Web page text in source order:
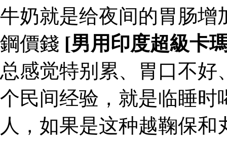
牛奶就是给夜间的胃肠增
鋼價錢 [男用印度超級卡
总感觉特别累、胃口不
个民间经验，就是临睡时
人，如果是这种越鞠保